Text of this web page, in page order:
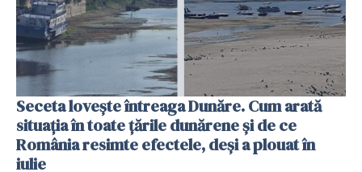
Seceta lovește întreaga Dunăre. Cum arată
situația în toate țările dunărene și de ce
România resimte efectele, deși a plouat în
iulie